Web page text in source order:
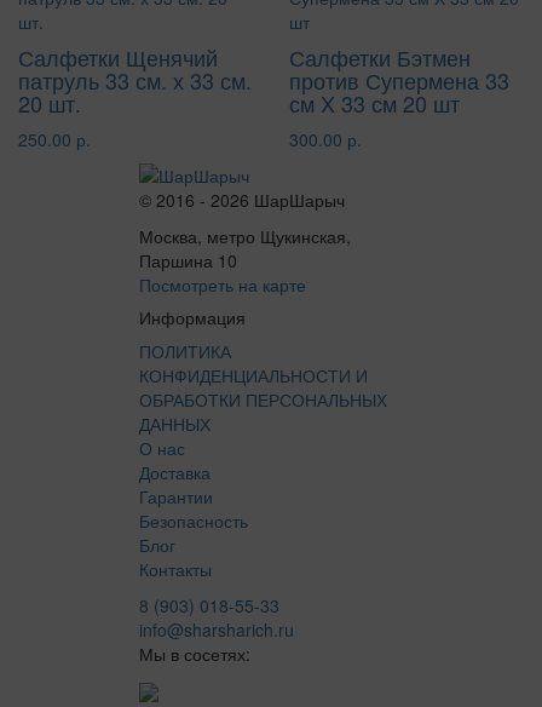
Салфетки Щенячий
патруль 33 см. х 33 см.
20 шт.
250.00 р.
Салфетки Бэтмен
против Супермена 33
см X 33 см 20 шт
300.00 р.
© 2016 - 2026 ШарШарыч
Москва, метро Щукинская,
Паршина 10
Посмотреть на карте
Информация
ПОЛИТИКА
КОНФИДЕНЦИАЛЬНОСТИ И
ОБРАБОТКИ ПЕРСОНАЛЬНЫХ
ДАННЫХ
О нас
Доставка
Гарантии
Безопасность
Блог
Контакты
8 (903) 018-55-33
info@sharsharich.ru
Мы в сосетях: